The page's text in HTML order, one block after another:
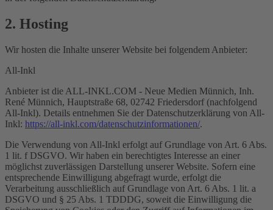
2. Hosting
Wir hosten die Inhalte unserer Website bei folgendem Anbieter:
All-Inkl
Anbieter ist die ALL-INKL.COM - Neue Medien Münnich, Inh.
René Münnich, Hauptstraße 68, 02742 Friedersdorf (nachfolgend
All-Inkl). Details entnehmen Sie der Datenschutzerklärung von All-
Inkl: https://all-inkl.com/datenschutzinformationen/.
Die Verwendung von All-Inkl erfolgt auf Grundlage von Art. 6 Abs.
1 lit. f DSGVO. Wir haben ein berechtigtes Interesse an einer
möglichst zuverlässigen Darstellung unserer Website. Sofern eine
entsprechende Einwilligung abgefragt wurde, erfolgt die
Verarbeitung ausschließlich auf Grundlage von Art. 6 Abs. 1 lit. a
DSGVO und § 25 Abs. 1 TDDDG, soweit die Einwilligung die